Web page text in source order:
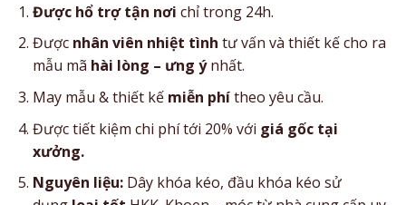
Được hổ trợ tận nơi chỉ trong 24h.
Đượcnhân viên nhiệt tình tư vấn và thiết kế cho ra
mẫu mã hài lòng – ưng ýnhất.
May mẫu & thiết kế miễn phítheo yêu cầu.
Được tiết kiệm chi phí tới 20% với giá gốc tại
xưởng.
Nguyên liệu:Dây khóa kéo, đầu khóa kéo sử